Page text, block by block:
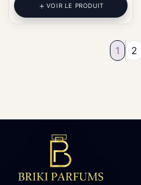
VOIR LE PRODUIT
1 2